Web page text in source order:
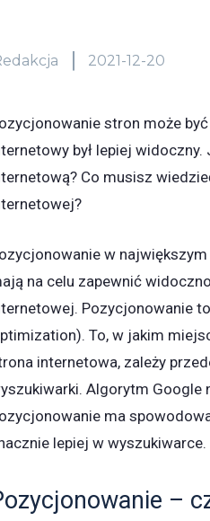
2021-12-20
stron może
był lepiej
Co musisz
w
na celu zapewnić
Pozycjonowanie
To, w jakim
internetowa, zależy
Algorytm Google
ma
lepiej w wyszukiwarce.
–